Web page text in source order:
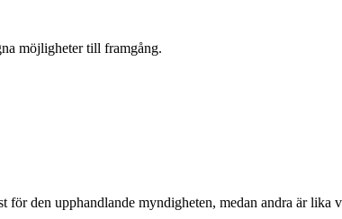
möjligheter till framgång.
för den upphandlande myndigheten, medan andra är lika